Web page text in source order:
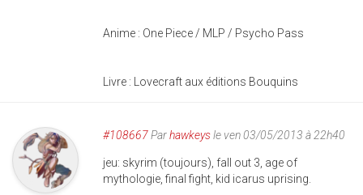
Anime : One Piece / MLP / Psycho Pass
Livre : Lovecraft aux éditions Bouquins
#108667Parhawkeysle ven 03/05/2013 à 22h40
jeu: skyrim (toujours), fall out 3, age of
mythologie, final fight, kid icarus uprising.